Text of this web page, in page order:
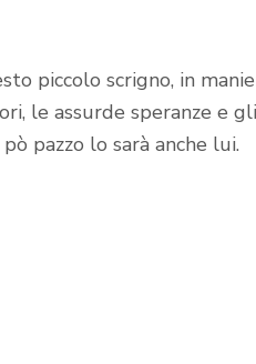
piccolo scrigno, in
le assurde speranze e
pazzo lo sarà anche lui.